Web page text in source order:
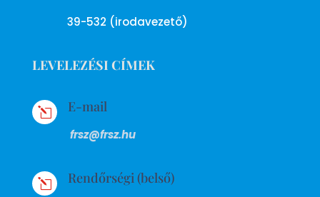
39-532 (irodavezető)
LEVELEZÉSI CÍMEK
l E-mail
frsz@frsz.hu
l Rendőrségi (belső)